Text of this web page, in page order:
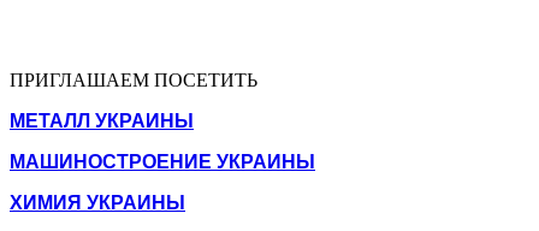
ПРИГЛАШАЕМ ПОСЕТИТЬ
МЕТАЛЛ УКРАИНЫ
МАШИНОСТРОЕНИЕ УКРАИНЫ
ХИМИЯ УКРАИНЫ